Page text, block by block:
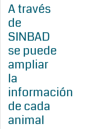
A través
de
SINBAD
se puede
ampliar
la
información
de cada
animal